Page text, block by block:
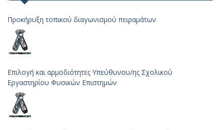
Προκήρυξη τοπικού διαγωνισμού πειραμάτων
Επιλογή και αρμοδιότητες Υπεύθυνου/ης Σχολικού
Εργαστηρίου Φυσικών Επιστημών